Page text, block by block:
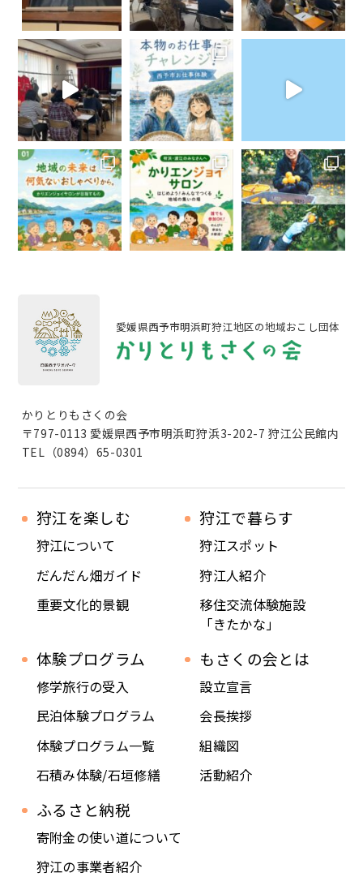
愛媛県西予市明浜町狩江地区の地域おこし団体
かりとりもさくの会
〒797-0113 愛媛県西予市明浜町狩浜3-202-7 狩江公民館内
TEL（0894）65-0301
狩江を楽しむ
狩江について
だんだん畑ガイド
重要文化的景観
狩江で暮らす
狩江スポット
狩江人紹介
移住交流体験施設
「きたかな」
体験プログラム
修学旅行の受入
民泊体験プログラム
体験プログラム一覧
石積み体験/石垣修繕
もさくの会とは
設立宣言
会長挨拶
組織図
活動紹介
ふるさと納税
寄附金の使い道について
狩江の事業者紹介